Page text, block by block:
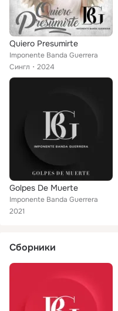
Quiero Presumirte
Imponente Banda Guerrera
Сингл
2024
Golpes De Muerte
Imponente Banda Guerrera
2021
Сборники